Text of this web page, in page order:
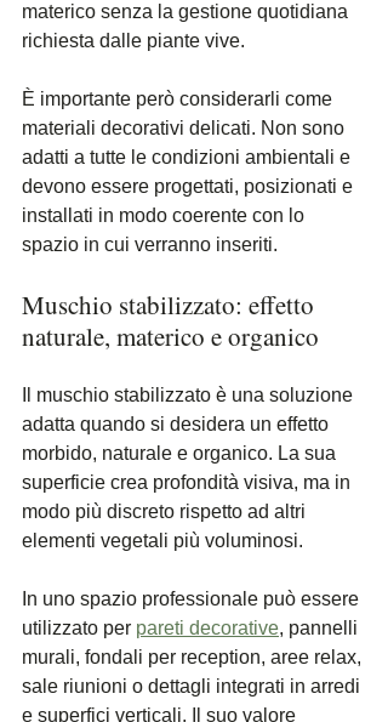
materico senza la gestione quotidiana
richiesta dalle piante vive.
È importante però considerarli come
materiali decorativi delicati. Non sono
adatti a tutte le condizioni ambientali e
devono essere progettati, posizionati e
installati in modo coerente con lo
spazio in cui verranno inseriti.
Muschio stabilizzato: effetto
naturale, materico e organico
Il muschio stabilizzato è una soluzione
adatta quando si desidera un effetto
morbido, naturale e organico. La sua
superficie crea profondità visiva, ma in
modo più discreto rispetto ad altri
elementi vegetali più voluminosi.
In uno spazio professionale può essere
utilizzato per pareti decorative, pannelli
murali, fondali per reception, aree relax,
sale riunioni o dettagli integrati in arredi
e superfici verticali. Il suo valore